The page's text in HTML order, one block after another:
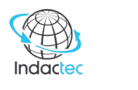
Saltar
contenido